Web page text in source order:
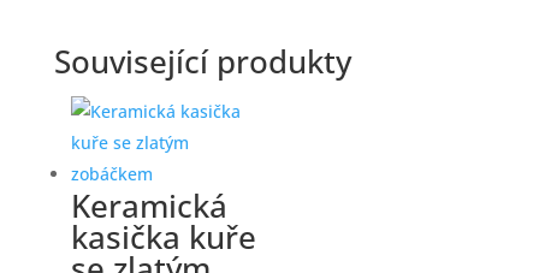
zpracování zachovává svůj vzhled i při
každodenním používání.
Zelená pokladnička ve tvaru kočky se hodí
jako dárek k narozeninám, svátku nebo
Vánocům. Rodiče i prarodiče ji často
vybírají jako smysluplný dárek, který
spojuje radost, praktické využití a podporu
finanční gramotnosti.